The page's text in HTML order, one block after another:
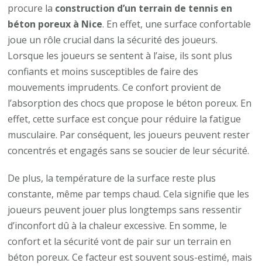
procure la construction d’un terrain de tennis en
béton poreux à Nice. En effet, une surface confortable
joue un rôle crucial dans la sécurité des joueurs.
Lorsque les joueurs se sentent à l’aise, ils sont plus
confiants et moins susceptibles de faire des
mouvements imprudents. Ce confort provient de
l’absorption des chocs que propose le béton poreux. En
effet, cette surface est conçue pour réduire la fatigue
musculaire. Par conséquent, les joueurs peuvent rester
concentrés et engagés sans se soucier de leur sécurité.
De plus, la température de la surface reste plus
constante, même par temps chaud. Cela signifie que les
joueurs peuvent jouer plus longtemps sans ressentir
d’inconfort dû à la chaleur excessive. En somme, le
confort et la sécurité vont de pair sur un terrain en
béton poreux. Ce facteur est souvent sous-estimé, mais